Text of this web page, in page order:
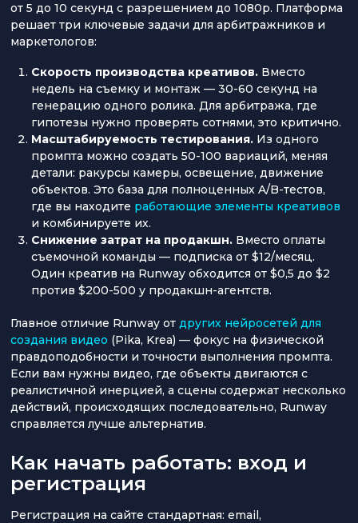
от 5 до 10 секунд с разрешением до 1080p. Платформа
решает три ключевые задачи для арбитражников и
маркетологов:
Скорость производства креативов. Вместо
недель на съемку и монтаж — 30-60 секунд на
генерацию одного ролика. Для арбитража, где
гипотезы нужно проверять сотнями, это критично.
Масштабируемость тестирования. Из одного
промпта можно создать 50-100 вариаций, меняя
детали: ракурсы камеры, освещение, движение
объектов. Это база для полноценных A/B-тестов,
где вы находите работающие элементы креативов
и комбинируете их.
Снижение затрат на продакшн. Вместо оплаты
съемочной команды — подписка от $12/месяц.
Один креатив на Runway обходится от $0,5 до $2
против $200-500 у продакшн-агентств.
Главное отличие Runway от других нейросетей для
создания видео (Pika, Krea) — фокус на физической
правдоподобности и точности выполнения промпта.
Если вам нужны видео, где объекты двигаются с
реалистичной инерцией, а сцены содержат несколько
действий, происходящих последовательно, Runway
справляется лучше альтернатив.
Как начать работать: вход и
регистрация
Регистрация на сайте стандартная: email,